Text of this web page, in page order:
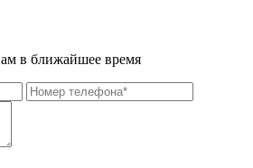
в ближайшее время